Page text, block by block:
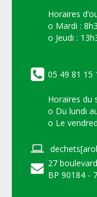
Horaires
o Mardi :
o Jeudi :
05 49 81 15
Horaires du
o Du lundi
o Le
27
BP 90184 -